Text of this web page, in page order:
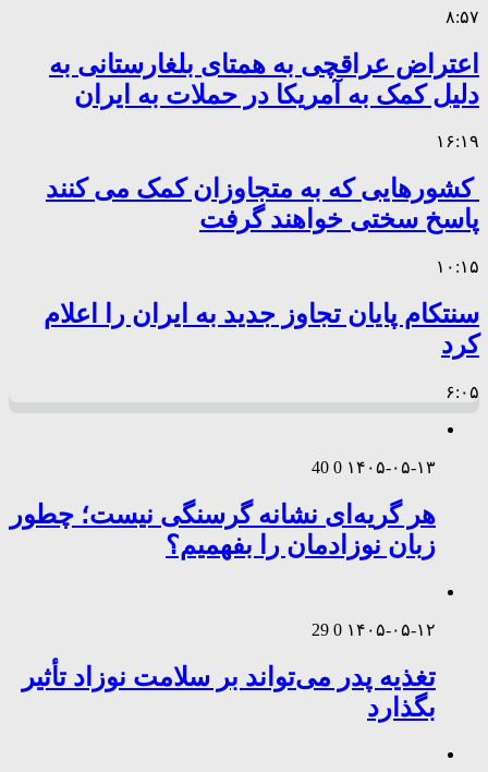
۸:۵۷
اعتراض عراقچی به همتای بلغارستانی به
دلیل کمک به آمریکا در حملات به ایران
۱۶:۱۹
کشورهایی که به متجاوزان کمک می کنند
پاسخ سختی خواهند گرفت
۱۰:۱۵
سنتکام پایان تجاوز جدید به ایران را اعلام
کرد
۶:۰۵
۱۴۰۵-۰۵-۱۳ 0
40
هر گریه‌ای نشانه گرسنگی نیست؛ چطور
زبان نوزادمان را بفهمیم؟
۱۴۰۵-۰۵-۱۲ 0
29
تغذیه پدر می‌تواند بر سلامت نوزاد تأثیر
بگذارد